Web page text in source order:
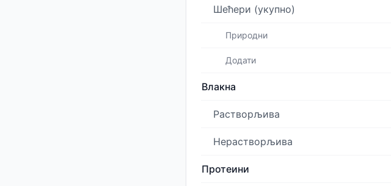
Шећери (укупно)
Природни
Додати
Влакна
Растворљива
Нерастворљива
Протеини